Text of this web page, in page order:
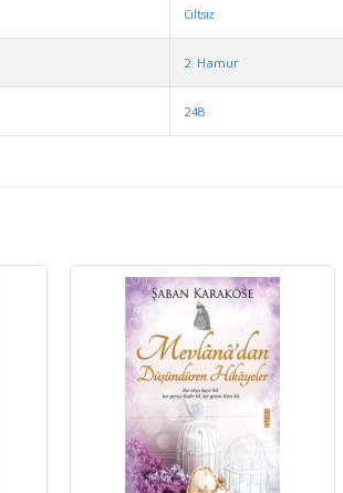
Ciltsiz
2. Hamur
248